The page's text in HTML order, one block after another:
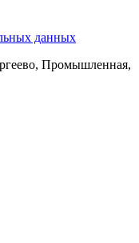
данных
Промышленная,